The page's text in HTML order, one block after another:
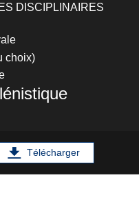
DISCIPLINAIRES
choix)
Télécharger